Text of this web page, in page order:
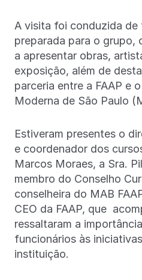
A visita foi conduzida de
preparada para o grupo,
a apresentar obras,
exposição, além de
parceria entre a FAAP e
Moderna de São Paulo
Estiveram presentes o
e coordenador dos
Marcos Moraes, a Sra.
membro do Conselho
conselheira do MAB
CEO da FAAP, que
ressaltaram a
funcionários às
instituição.